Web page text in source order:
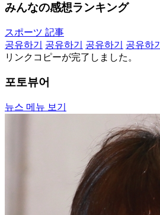
みんなの感想ランキング
スポーツ 記事
공유하기
공유하기 공유하기 공유하기
リンクコピーが完了しました。
포토뷰어
뉴스 메뉴 보기